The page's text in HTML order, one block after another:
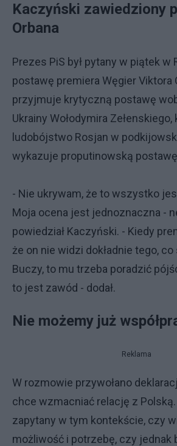
Kaczyński zawiedziony
Orbana
Prezes PiS był pytany w piątek w
postawę premiera Węgier Viktora
przyjmuje krytyczną postawę
Ukrainy Wołodymira
ludobójstwo Rosjan w
wykazuje proputinowską
- Nie ukrywam, że to wszystko
Moja ocena jest jednoznaczna -
powiedział Kaczyński. - Kiedy
że on nie widzi dokładnie tego, co
Buczy, to mu trzeba poradzić
to jest zawód - dodał.
Nie możemy już
Reklama
W rozmowie przywołano
chce wzmacniać relację z
zapytany w tym kontekście, czy
możliwość i potrzebę, czy jednak